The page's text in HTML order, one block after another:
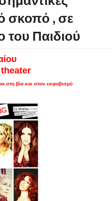
σκοπό , σε
του Παιδιού
theater
στη βία και στον εκφοβισμό